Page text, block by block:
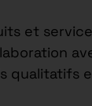
et
qualitatifs